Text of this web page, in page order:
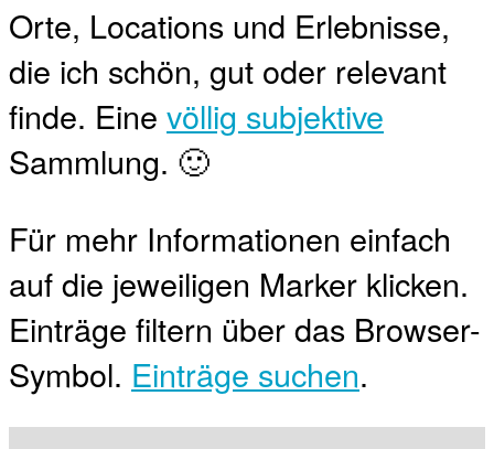
Orte, Locations und Erlebnisse,
die ich schön, gut oder relevant
finde. Eine völlig subjektive
Sammlung. 🙂
Für mehr Informationen einfach
auf die jeweiligen Marker klicken.
Einträge filtern über das Browser-
Symbol. Einträge suchen.